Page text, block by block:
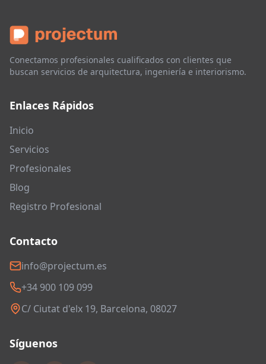
Conectamos profesionales cualificados con clientes que
buscan servicios de arquitectura, ingeniería e interiorismo.
Enlaces Rápidos
Inicio
Servicios
Profesionales
Blog
Registro Profesional
Contacto
info@projectum.es
+34 900 109 099
C/ Ciutat d'elx 19, Barcelona, 08027
Síguenos